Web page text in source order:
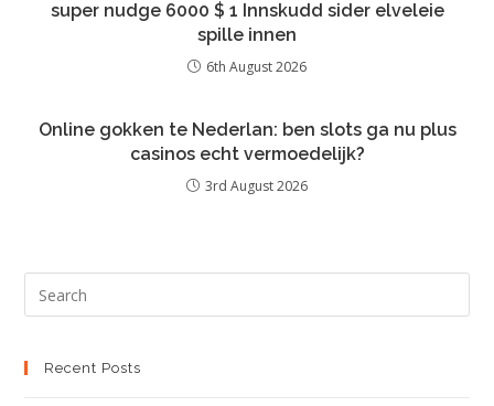
super nudge 6000 $ 1 Innskudd sider elveleie
spille innen
6th August 2026
Online gokken te Nederlan: ben slots ga nu plus
casinos echt vermoedelijk?
3rd August 2026
Recent Posts